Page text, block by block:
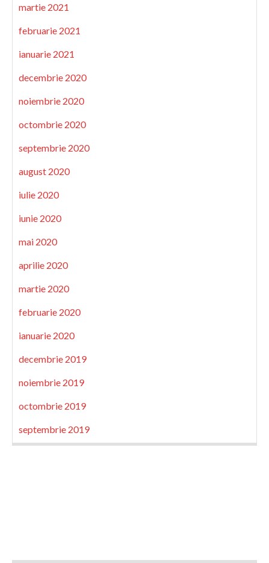
martie 2021
februarie 2021
ianuarie 2021
decembrie 2020
noiembrie 2020
octombrie 2020
septembrie 2020
august 2020
iulie 2020
iunie 2020
mai 2020
aprilie 2020
martie 2020
februarie 2020
ianuarie 2020
decembrie 2019
noiembrie 2019
octombrie 2019
septembrie 2019